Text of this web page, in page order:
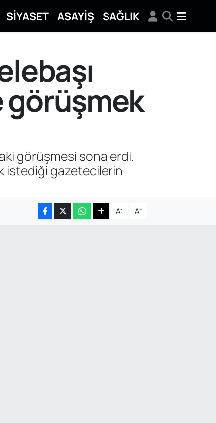
SİYASET ASAYİŞ SAĞLIK
görüşmek
görüşmesi sona erdi.
istediği gazetecilerin
A- A+